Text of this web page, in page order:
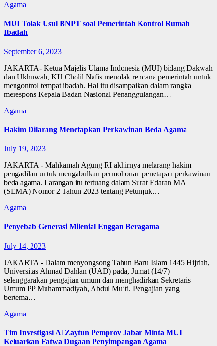
Agama
MUI Tolak Usul BNPT soal Pemerintah Kontrol Rumah
Ibadah
September 6, 2023
JAKARTA- Ketua Majelis Ulama Indonesia (MUI) bidang Dakwah
dan Ukhuwah, KH Cholil Nafis menolak rencana pemerintah untuk
mengontrol tempat ibadah. Hal itu disampaikan dalam rangka
merespons Kepala Badan Nasional Penanggulangan…
Agama
Hakim Dilarang Menetapkan Perkawinan Beda Agama
July 19, 2023
JAKARTA - Mahkamah Agung RI akhirnya melarang hakim
pengadilan untuk mengabulkan permohonan penetapan perkawinan
beda agama. Larangan itu tertuang dalam Surat Edaran MA
(SEMA) Nomor 2 Tahun 2023 tentang Petunjuk…
Agama
Penyebab Generasi Milenial Enggan Beragama
July 14, 2023
JAKARTA - Dalam menyongsong Tahun Baru Islam 1445 Hijriah,
Universitas Ahmad Dahlan (UAD) pada, Jumat (14/7)
selenggarakan pengajian umum dan menghadirkan Sekretaris
Umum PP Muhammadiyah, Abdul Mu’ti. Pengajian yang
bertema…
Agama
Tim Investigasi Al Zaytun Pemprov Jabar Minta MUI
Keluarkan Fatwa Dugaan Penyimpangan Agama